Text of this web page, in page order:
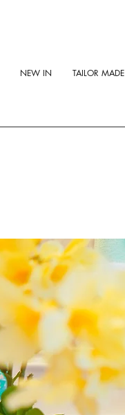
NEW IN TAILOR MADE